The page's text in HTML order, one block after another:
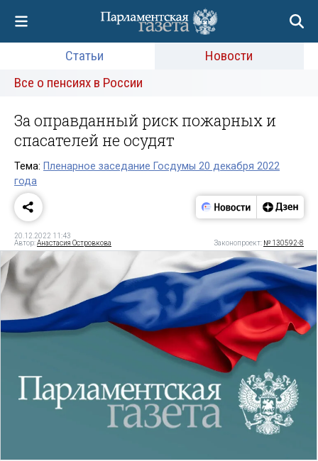
Статьи
Новости
Все о пенсиях в России
За оправданный риск пожарных и
спасателей не осудят
Тема: Пленарное заседание Госдумы 20 декабря 2022
года
20.12.2022 11:43
Автор:Анастасия Островкова Законопроект: № 130592-8